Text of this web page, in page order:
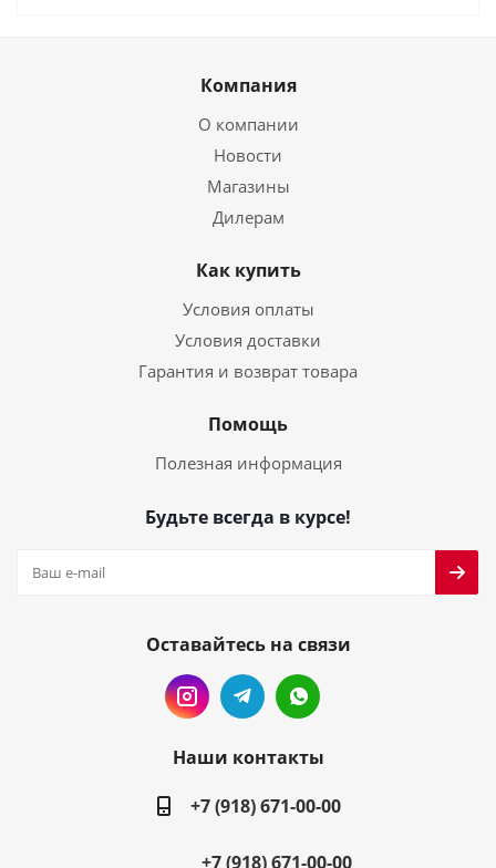
Компания
О компании
Новости
Магазины
Дилерам
Как купить
Условия оплаты
Условия доставки
Гарантия и возврат товара
Помощь
Полезная информация
Будьте всегда в курсе!
Оставайтесь на связи
Наши контакты
+7 (918) 671-00-00
+7 (918) 671-00-00